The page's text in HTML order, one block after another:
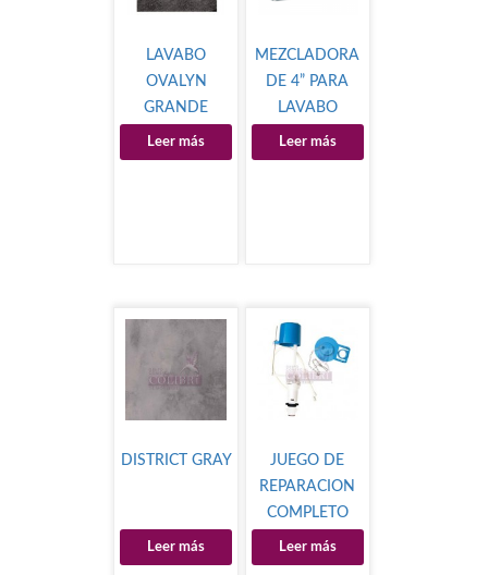
LAVABO
OVALYN
GRANDE
MARFIL
Leer más
MEZCLADORA
DE 4” PARA
LAVABO
ARONA
Leer más
DISTRICT GRAY
Leer más
JUEGO DE
REPARACION
COMPLETO
MOD.PS-A002
Leer más